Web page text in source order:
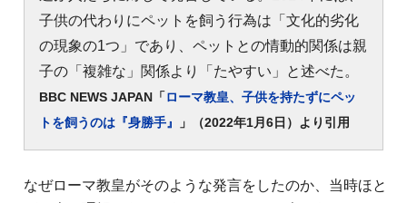
子供の代わりにペットを飼う行為は「文化的劣化
の現象の1つ」であり、ペットとの情動的関係は親
子の「複雑な」関係より「たやすい」と述べた。
BBC NEWS JAPAN「ローマ教皇、子供を持たずにペッ
トを飼うのは『身勝手』
」（2022年1月6日）より引用
なぜローマ教皇がそのような発言をしたのか、当時ほと